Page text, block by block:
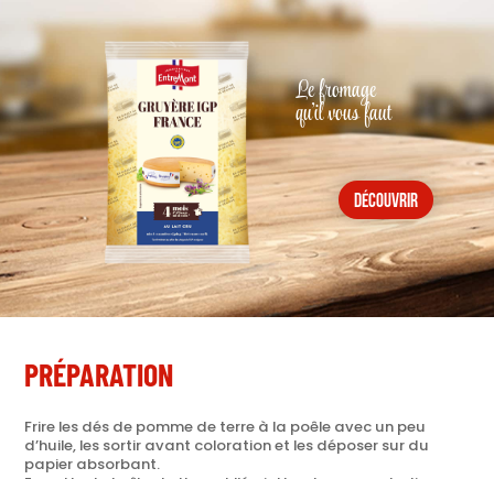
Le fromage
qu'il vous faut
découvrir
PRÉPARATION
Frire les dés de pomme de terre à la poêle avec un peu
d’huile, les sortir avant coloration et les déposer sur du
papier absorbant.